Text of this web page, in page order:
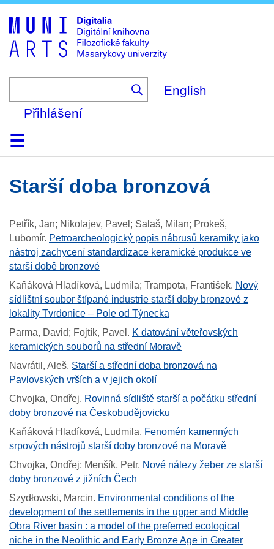
to
main
content
English
Přihlášení
DomůKolekce
Prohlížení
Vyhledávání
O platformě
Nápověda
KontaktDigitalia
starší doba bronzová
Petřík, Jan; Nikolajev, Pavel; Salaš, Milan; Prokeš,
Lubomír. Petroarcheologický popis nábrusů keramiky jako
nástroj zachycení standardizace keramické produkce ve
starší době bronzové
Kaňáková Hladíková, Ludmila; Trampota, František. Nový
sídlištní soubor štípané industrie starší doby bronzové z
lokality Tvrdonice – Pole od Týnecka
Parma, David; Fojtík, Pavel . K datování věteřovských
keramických souborů na střední Moravě
Navrátil, Aleš. Starší a střední doba bronzová na
Pavlovských vrších a v jejich okolí
Chvojka, Ondřej. Rovinná sídliště starší a počátku střední
doby bronzové na Českobudějovicku
Kaňáková Hladíková, Ludmila. Fenomén kamenných
srpových nástrojů starší doby bronzové na Moravě
Chvojka, Ondřej; Menšík, Petr. Nové nálezy žeber ze starší
doby bronzové z jižních Čech
Szydłowski, Marcin. Environmental conditions of the
development of the settlements in the upper and Middle
Obra River basin : a model of the preferred ecological
niche in the Neolithic and Early Bronze Age in Greater